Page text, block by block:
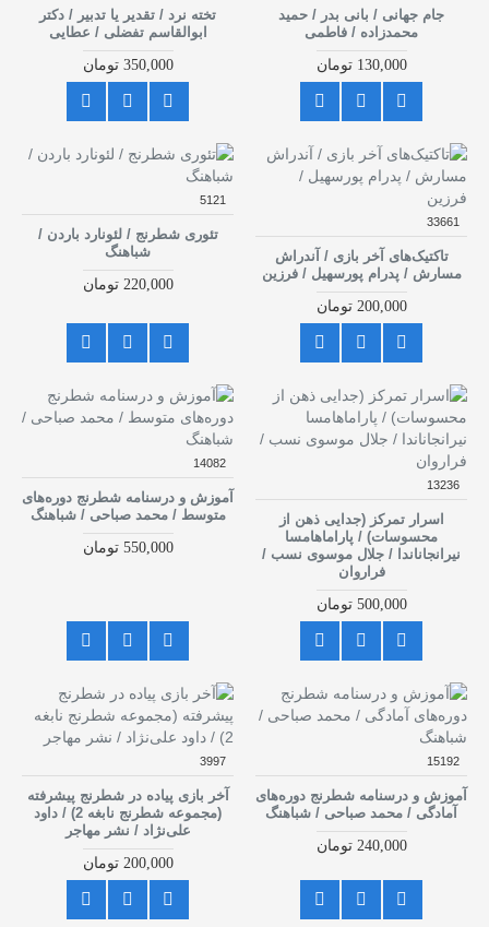
جام جهانی / بانی بدر / حمید
محمدزاده / فاطمی
130,000 تومان
تخته نرد / تقدیر یا تدبیر / دکتر
ابوالقاسم تفضلی / عطایی
350,000 تومان
33661
تاکتیک‌های آخر بازی / آندراش
مسارش / پدرام پورسهیل / فرزین
200,000 تومان
5121
تئوری شطرنج / لئونارد باردن /
شباهنگ
220,000 تومان
13236
اسرار تمرکز (جدایی ذهن از
محسوسات) / پاراماهامسا
نیرانجاناندا / جلال موسوی نسب /
فراروان
500,000 تومان
14082
آموزش و درسنامه شطرنج دوره‌های
متوسط / محمد صباحی / شباهنگ
550,000 تومان
15192
آموزش و درسنامه شطرنج دوره‌های
آمادگی / محمد صباحی / شباهنگ
240,000 تومان
3997
آخر بازی پیاده در شطرنج پیشرفته
(مجموعه شطرنج نابغه 2) / داود
علی‌نژاد / نشر مهاجر
200,000 تومان